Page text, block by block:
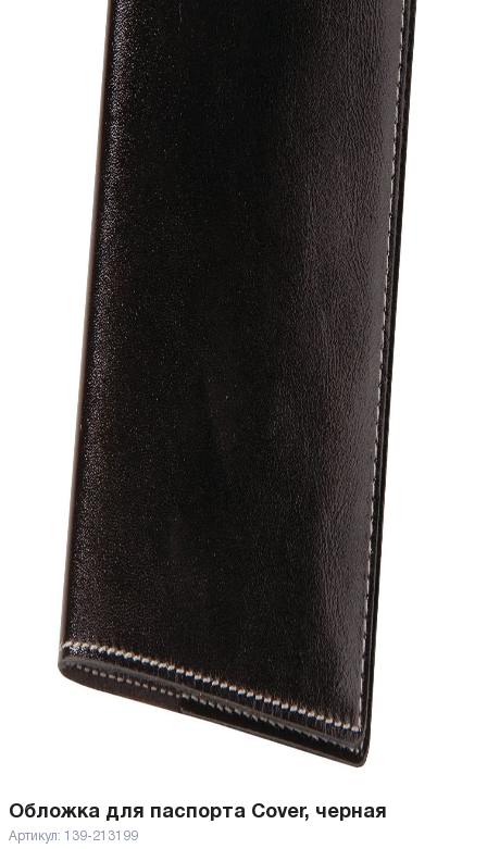
Обложка для паспорта Cover, черная
Артикул: 139-213199